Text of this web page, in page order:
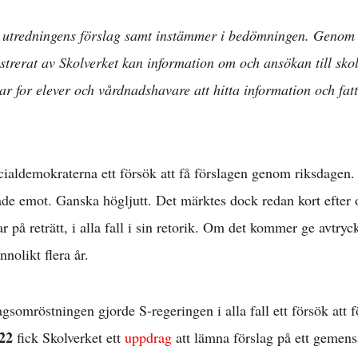
förslag samt instämmer i bedömningen.
av Skolverket kan information om och ansökan till
for elever och vårdnadshavare att hitta information och
ett försök att få förslagen genom
emot. Ganska högljutt. Det märktes dock redan kort efter
på reträtt, i alla fall i sin retorik. Om det kommer ge
flera år.
gjorde S-regeringen i alla fall ett försök att
fick Skolverket ett uppdrag att lämna förslag på ett